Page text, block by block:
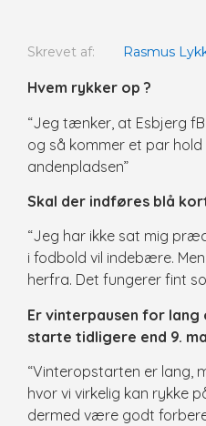
Skrevet af: Rasmus
Hvem rykker op ?
“Jeg tænker, at Esbjerg
og så kommer et par
andenpladsen”
Skal der indføres blå
“Jeg har ikke sat mig
i fodbold vil indebære.
herfra. Det fungerer fint
Er vinterpausen for
starte tidligere end 9.
“Vinteropstarten er lang,
hvor vi virkelig kan rykke
dermed være godt